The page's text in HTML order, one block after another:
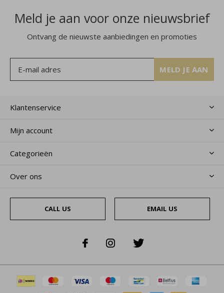
Meld je aan voor onze nieuwsbrief
Ontvang de nieuwste aanbiedingen en promoties
MELD JE AAN
Klantenservice
Mijn account
Categorieën
Over ons
CALL US EMAIL US